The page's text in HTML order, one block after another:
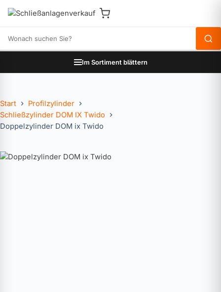
Im Sortiment blättern
Start
Profilzylinder
Schließzylinder DOM IX Twido
Doppelzylinder DOM ix Twido